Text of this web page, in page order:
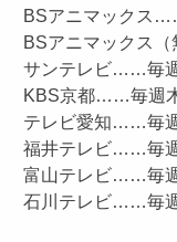
BSアニマックス
BSアニマックス
サンテレビ……毎
KBS京都……毎週
テレビ愛知……毎
福井テレビ……毎
富山テレビ……毎
石川テレビ……毎